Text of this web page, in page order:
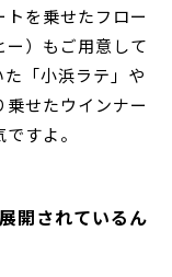
を乗せたフロー
ー）もご用意して
「小浜ラテ」や
せたウインナー
すよ。
開されているん